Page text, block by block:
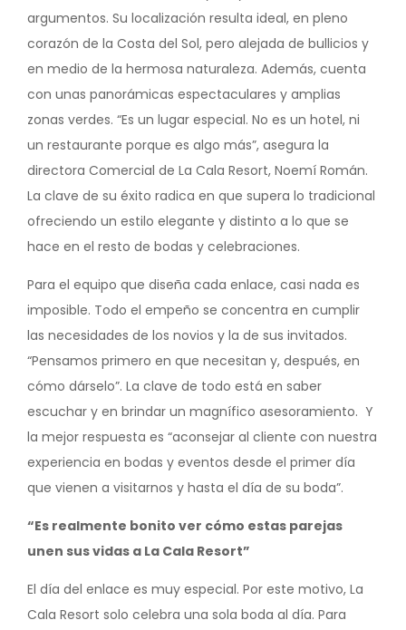
argumentos. Su localización resulta ideal, en pleno
corazón de la Costa del Sol, pero alejada de bullicios y
en medio de la hermosa naturaleza. Además, cuenta
con unas panorámicas espectaculares y amplias
zonas verdes. “Es un lugar especial. No es un hotel, ni
un restaurante porque es algo más”, asegura la
directora Comercial de La Cala Resort, Noemí Román.
La clave de su éxito radica en que supera lo tradicional
ofreciendo un estilo elegante y distinto a lo que se
hace en el resto de bodas y celebraciones.
Para el equipo que diseña cada enlace, casi nada es
imposible. Todo el empeño se concentra en cumplir
las necesidades de los novios y la de sus invitados.
“Pensamos primero en que necesitan y, después, en
cómo dárselo”. La clave de todo está en saber
escuchar y en brindar un magnífico asesoramiento. Y
la mejor respuesta es “aconsejar al cliente con nuestra
experiencia en bodas y eventos desde el primer día
que vienen a visitarnos y hasta el día de su boda”.
“Es realmente bonito ver cómo estas parejas
unen sus vidas a La Cala Resort”
El día del enlace es muy especial. Por este motivo, La
Cala Resort solo celebra una sola boda al día. Para